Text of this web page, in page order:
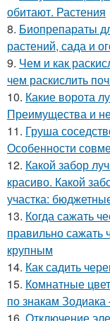
обитают. Растения
8. Биопрепараты
растений, сада и
9. Чем и как
чем раскислить
10. Какие ворота
Преимущества и
11. Груша
Особенности
12. Какой забор
красиво. Какой
участка:
13. Когда сажать
правильно сажать
крупным
14. Как садить
15. Комнатные
по знакам